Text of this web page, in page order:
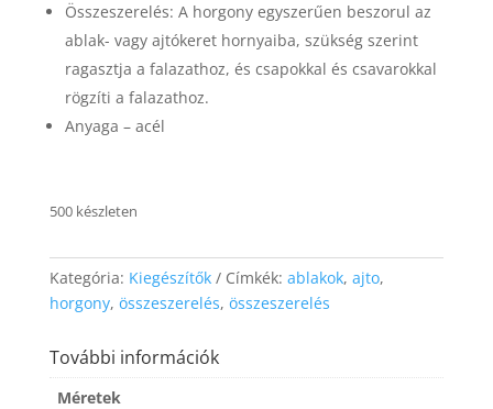
Összeszerelés: A horgony egyszerűen beszorul az
ablak- vagy ajtókeret hornyaiba, szükség szerint
ragasztja a falazathoz, és csapokkal és csavarokkal
rögzíti a falazathoz.
Anyaga – acél
500 készleten
Kategória: Kiegészítők Címkék: ablakok, ajto,
horgony, összeszerelés, összeszerelés
További információk
Méretek
They are
needed for
the website
to function.
functionality
and
structure,
used.